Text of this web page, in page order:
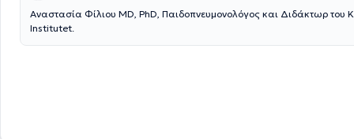
Αναστασία Φίλιου MD, PhD, Παιδοπνευμονολόγος και Διδάκτωρ του
Institutet.